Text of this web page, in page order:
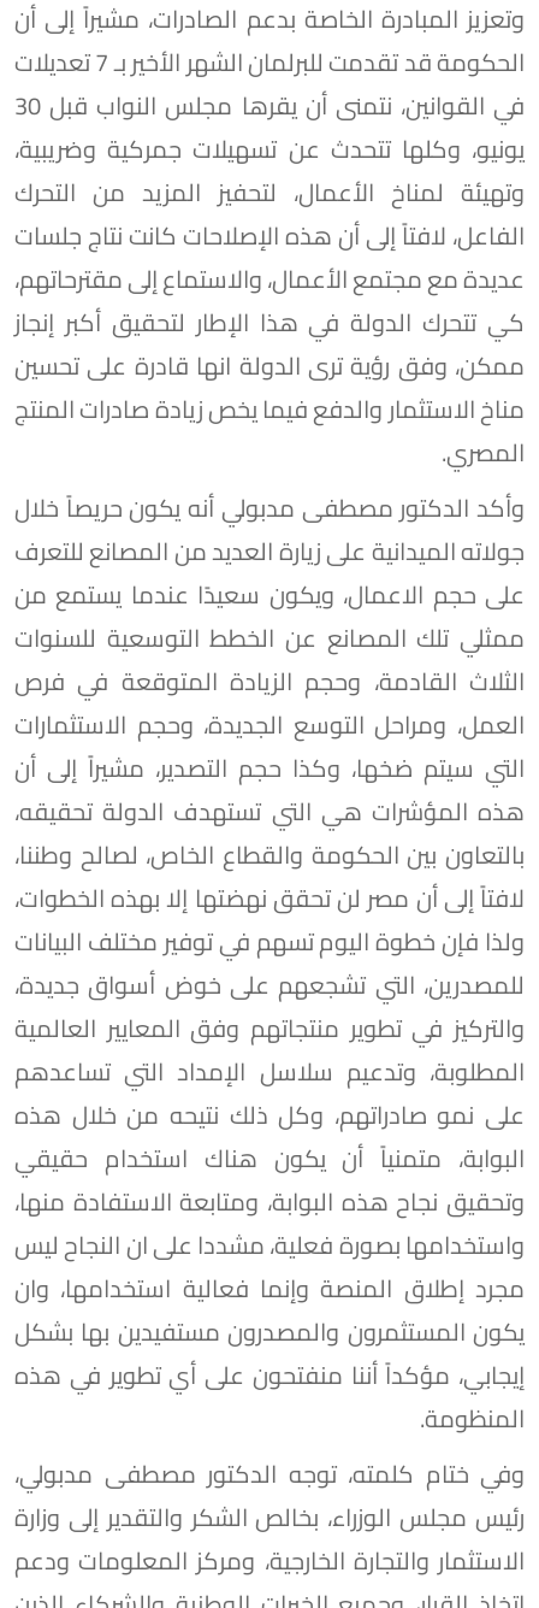
وتعزيز المبادرة الخاصة بدعم الصادرات، مشيراً إلى أن
الحكومة قد تقدمت للبرلمان الشهر الأخير بـ 7 تعديلات
في القوانين، نتمنى أن يقرها مجلس النواب قبل 30
يونيو، وكلها تتحدث عن تسهيلات جمركية وضريبية،
وتهيئة لمناخ الأعمال، لتحفيز المزيد من التحرك
الفاعل، لافتاً إلى أن هذه الإصلاحات كانت نتاج جلسات
عديدة مع مجتمع الأعمال، والاستماع إلى مقترحاتهم،
كي تتحرك الدولة في هذا الإطار لتحقيق أكبر إنجاز
ممكن، وفق رؤية ترى الدولة انها قادرة على تحسين
مناخ الاستثمار والدفع فيما يخص زيادة صادرات المنتج
المصري.
وأكد الدكتور مصطفى مدبولي أنه يكون حريصاً خلال
جولاته الميدانية على زيارة العديد من المصانع للتعرف
على حجم الاعمال، ويكون سعيدًا عندما يستمع من
ممثلي تلك المصانع عن الخطط التوسعية للسنوات
الثلاث القادمة، وحجم الزيادة المتوقعة في فرص
العمل، ومراحل التوسع الجديدة، وحجم الاستثمارات
التي سيتم ضخها، وكذا حجم التصدير، مشيراً إلى أن
هذه المؤشرات هي التي تستهدف الدولة تحقيقه،
بالتعاون بين الحكومة والقطاع الخاص، لصالح وطننا،
لافتاً إلى أن مصر لن تحقق نهضتها إلا بهذه الخطوات،
ولذا فإن خطوة اليوم تسهم في توفير مختلف البيانات
للمصدرين، التي تشجعهم على خوض أسواق جديدة،
والتركيز في تطوير منتجاتهم وفق المعايير العالمية
المطلوبة، وتدعيم سلاسل الإمداد التي تساعدهم
على نمو صادراتهم، وكل ذلك نتيحه من خلال هذه
البوابة، متمنياً أن يكون هناك استخدام حقيقي
وتحقيق نجاح هذه البوابة، ومتابعة الاستفادة منها،
واستخدامها بصورة فعلية، مشددا على ان النجاح ليس
مجرد إطلاق المنصة وإنما فعالية استخدامها، وان
يكون المستثمرون والمصدرون مستفيدين بها بشكل
إيجابي، مؤكداً أننا منفتحون على أي تطوير في هذه
المنظومة.
وفي ختام كلمته، توجه الدكتور مصطفى مدبولي،
رئيس مجلس الوزراء، بخالص الشكر والتقدير إلى وزارة
الاستثمار والتجارة الخارجية، ومركز المعلومات ودعم